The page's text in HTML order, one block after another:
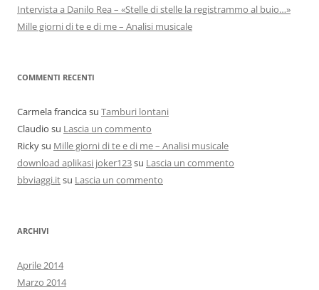
Intervista a Danilo Rea – «Stelle di stelle la registrammo al buio…»
Mille giorni di te e di me – Analisi musicale
COMMENTI RECENTI
Carmela francicasu Tamburi lontani
Claudio su Lascia un commento
Rickysu Mille giorni di te e di me – Analisi musicale
download aplikasi joker123su Lascia un commento
bbviaggi.itsu Lascia un commento
ARCHIVI
Aprile 2014
Marzo 2014